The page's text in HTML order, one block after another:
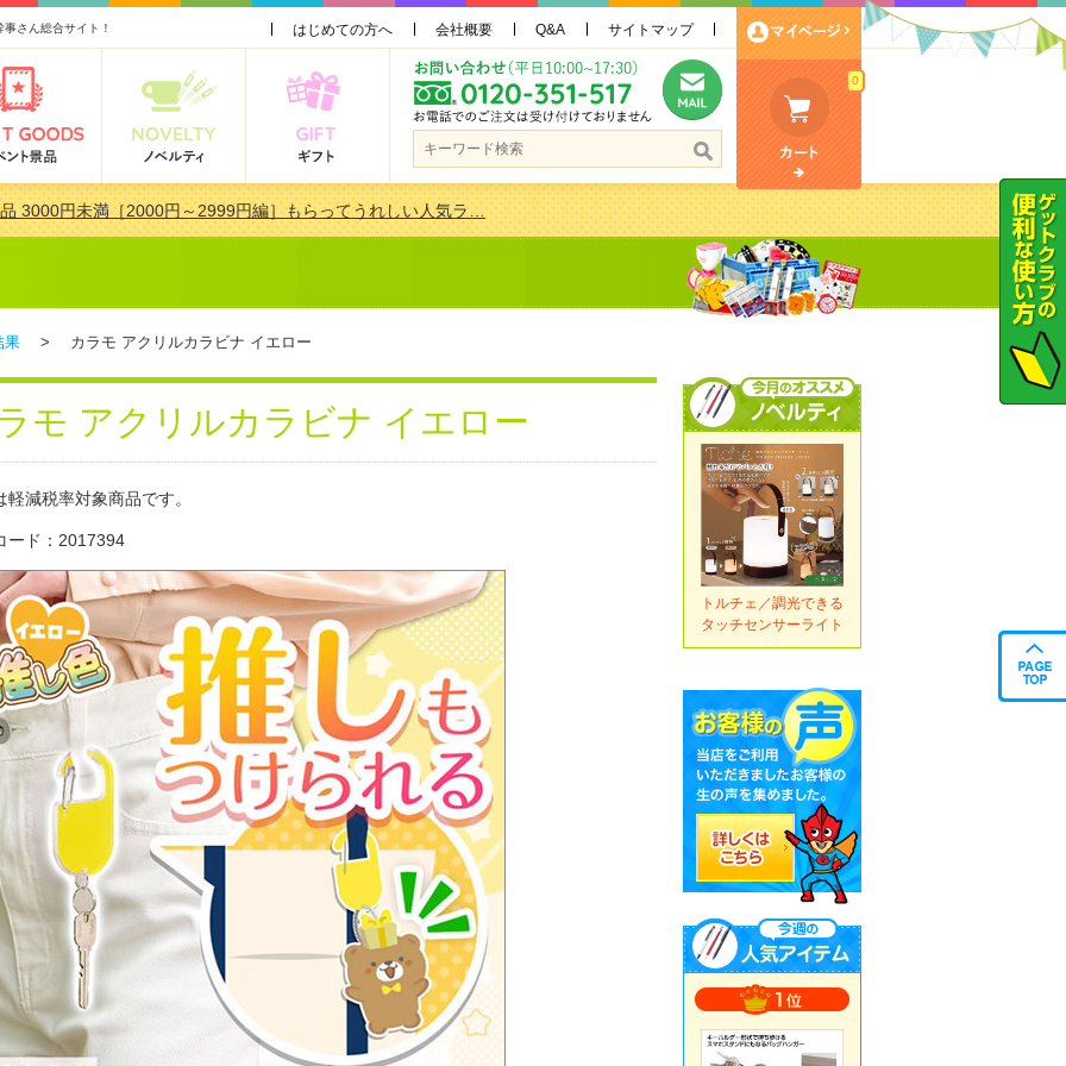
さん総合サイト！ はじめての方へ 会社概要 Q&A サイトマップ
0
3000円未満［2000円～2999円編］もらってうれしい人気ラ…
おすすめ金額別人気ランキング 更新しました！
果 > カラモ アクリルカラビナ イエロー
モ アクリルカラビナ イエロー
減税率対象商品です。
ード：2017394
トルチェ／調光できる
タッチセンサーライト